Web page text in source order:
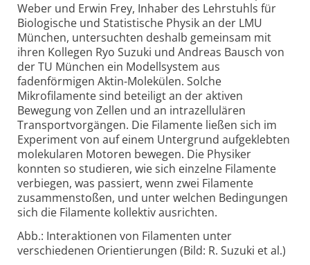
Weber und Erwin Frey, Inhaber des Lehrstuhls für
Biologische und Statistische Physik an der LMU
München, untersuchten deshalb gemeinsam mit
ihren Kollegen Ryo Suzuki und Andreas Bausch von
der TU München ein Modellsystem aus
fadenförmigen Aktin-Molekülen. Solche
Mikrofilamente sind beteiligt an der aktiven
Bewegung von Zellen und an intrazellulären
Transport­vorgängen. Die Filamente ließen sich im
Experiment von auf einem Untergrund aufgeklebten
molekularen Motoren bewegen. Die Physiker
konnten so studieren, wie sich einzelne Filamente
verbiegen, was passiert, wenn zwei Filamente
zusammenstoßen, und unter welchen Bedingungen
sich die Filamente kollektiv ausrichten.
Abb.: Interaktionen von Filamenten unter
verschiedenen Orientierungen (Bild: R. Suzuki et al.)